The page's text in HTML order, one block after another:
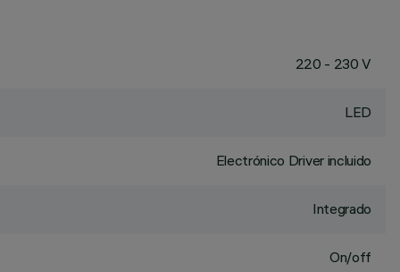
220 - 230 V
LED
Electrónico Driver incluido
Integrado
On/off